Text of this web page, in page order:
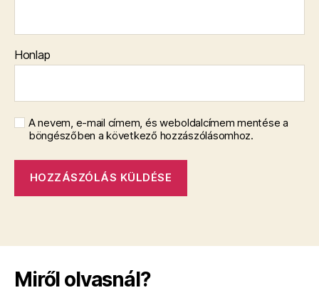
Honlap
A nevem, e-mail címem, és weboldalcímem mentése a
böngészőben a következő hozzászólásomhoz.
Miről olvasnál?